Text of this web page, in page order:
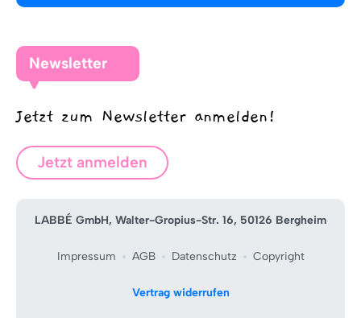
Newsletter
Jetzt zum Newsletter anmelden!
Jetzt anmelden
LABBÉ GmbH, Walter-Gropius-Str. 16, 50126 Bergheim
Impressum AGB Datenschutz Copyright
Vertrag widerrufen